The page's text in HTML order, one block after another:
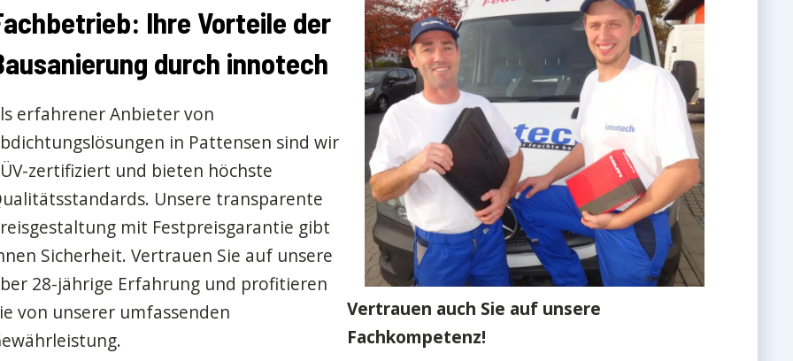
Ihre Vorteile der
durch innotech
erfahrener Anbieter von
in Pattensen sind wir
zertifiziert und bieten höchste
Unsere transparente
mit Festpreisgarantie gibt
Sicherheit. Vertrauen Sie auf unsere
28-jährige Erfahrung und profitieren
von unserer umfassenden
Vertrauen auch Sie auf unsere
Fachkompetenz!